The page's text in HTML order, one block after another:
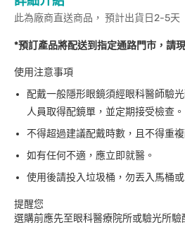
此為廠商直送商品， 預計出貨日2-5天
*預訂產品將配送到指定通路門市，請
使用注意事項
配戴一般隱形眼鏡須經眼科醫師驗
人員取得配鏡單，並定期接受檢查。
不得超過建議配戴時數，且不得重
如有任何不適，應立即就醫。
使用後請投入垃圾桶，勿丟入馬桶或
提醒您
選購前應先至眼科醫療院所或驗光所